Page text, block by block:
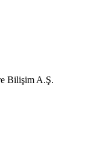
Bilişim A.Ş.